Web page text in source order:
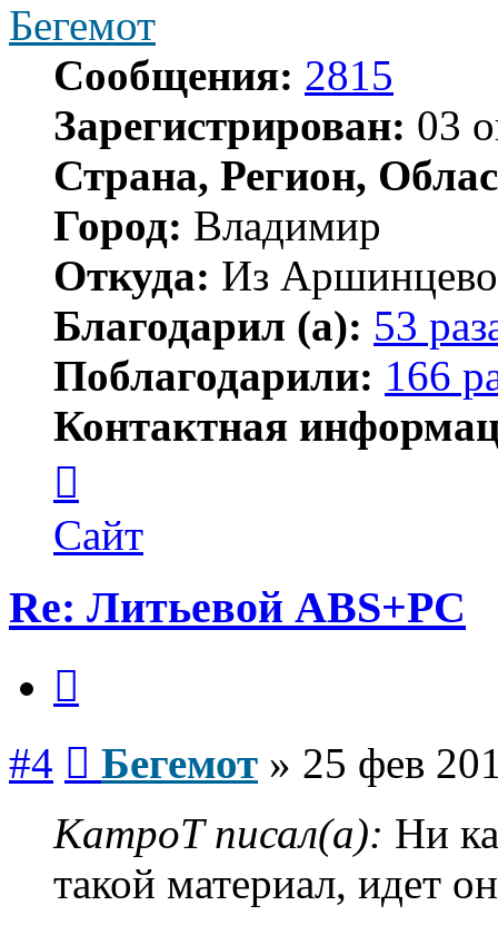
Бегемот
Сообщения: 2815
Зарегистрирован: 03
Страна, Регион,
Город: Владимир
Откуда: Из
Благодарил (а): 53
Поблагодарили: 166
Контактная
пользователя
Бегемот
Сайт
Re: Литьевой ABS+PC
#4 Бегемот » 25 фев
KampoT писал(а): Ни
такой материал, идет